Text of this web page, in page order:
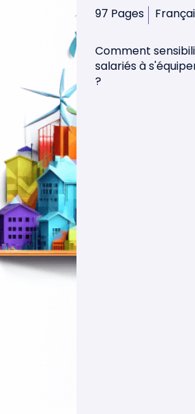
97 Pages
Comment
salariés à
?